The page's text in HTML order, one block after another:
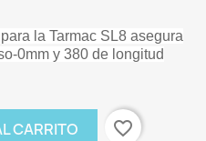
la Tarmac SL8 asegura
0mm y 380 de longitud
CARRITO favorite_border